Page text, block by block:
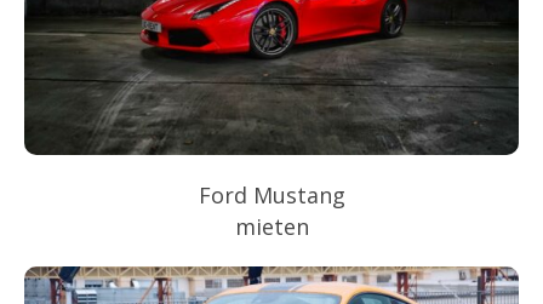
Ford Mustang
mieten